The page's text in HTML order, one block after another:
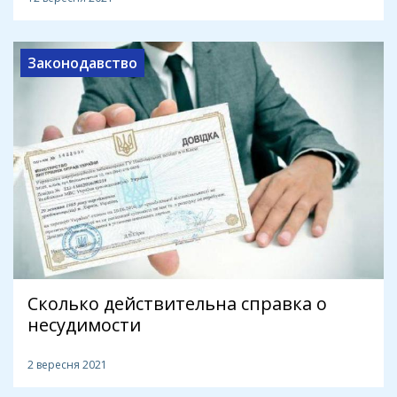
Законодавство
Сколько действительна справка о
несудимости
2 вересня 2021